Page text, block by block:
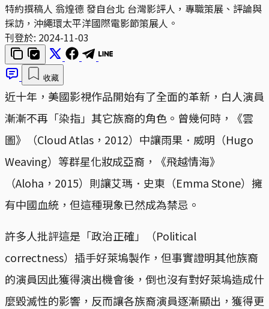
特約撰稿人 翁煌德 發自台北 台灣影評人，專職策展、評論與
採訪，沖繩環太平洋國際電影節策展人。
刊登於: 2024-11-03
收藏
近十年，美國影視作品開始有了全面的革新，白人演員
漸漸不再「染指」其它族裔的角色。曾幾何時，《雲
圖》（Cloud Atlas，2012）中讓雨果．威明（Hugo
Weaving）等群星化妝成亞裔，《飛越情海》
（Aloha，2015）則讓艾瑪．史東（Emma Stone）擁
有中國血統，但這種現象已然成為禁忌。
許多人批評這是「政治正確」（Political
correctness）插手好萊塢製作，但事實證明其他族裔
的演員因此獲得演出機會後，倒也沒有對好萊塢造成什
麼毀滅性的影響，反而讓各族裔演員逐漸顯出，獲得更